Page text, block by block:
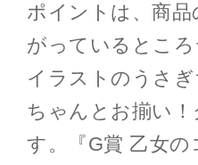
ポイントは、商
がっているとこ
イラストのうさ
ちゃんとお揃い
す。『G賞 乙女